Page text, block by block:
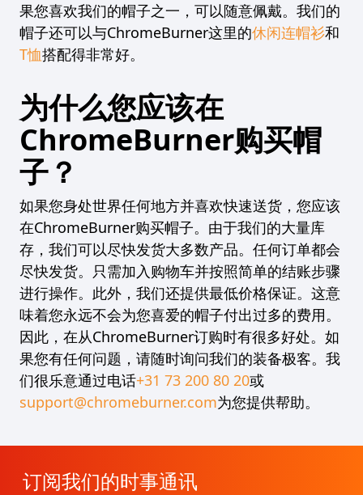
果您喜欢我们的帽子之一，可以随意佩戴。我们的
帽子还可以与ChromeBurner这里的休闲连帽衫和
T恤搭配得非常好。
为什么您应该在
ChromeBurner购买帽
子？
如果您身处世界任何地方并喜欢快速送货，您应该
在ChromeBurner购买帽子。由于我们的大量库
存，我们可以尽快发货大多数产品。任何订单都会
尽快发货。只需加入购物车并按照简单的结账步骤
进行操作。此外，我们还提供最低价格保证。这意
味着您永远不会为您喜爱的帽子付出过多的费用。
因此，在从ChromeBurner订购时有很多好处。如
果您有任何问题，请随时询问我们的装备极客。我
们很乐意通过电话+31 73 200 80 20或
support@chromeburner.com为您提供帮助。
订阅我们的时事通讯